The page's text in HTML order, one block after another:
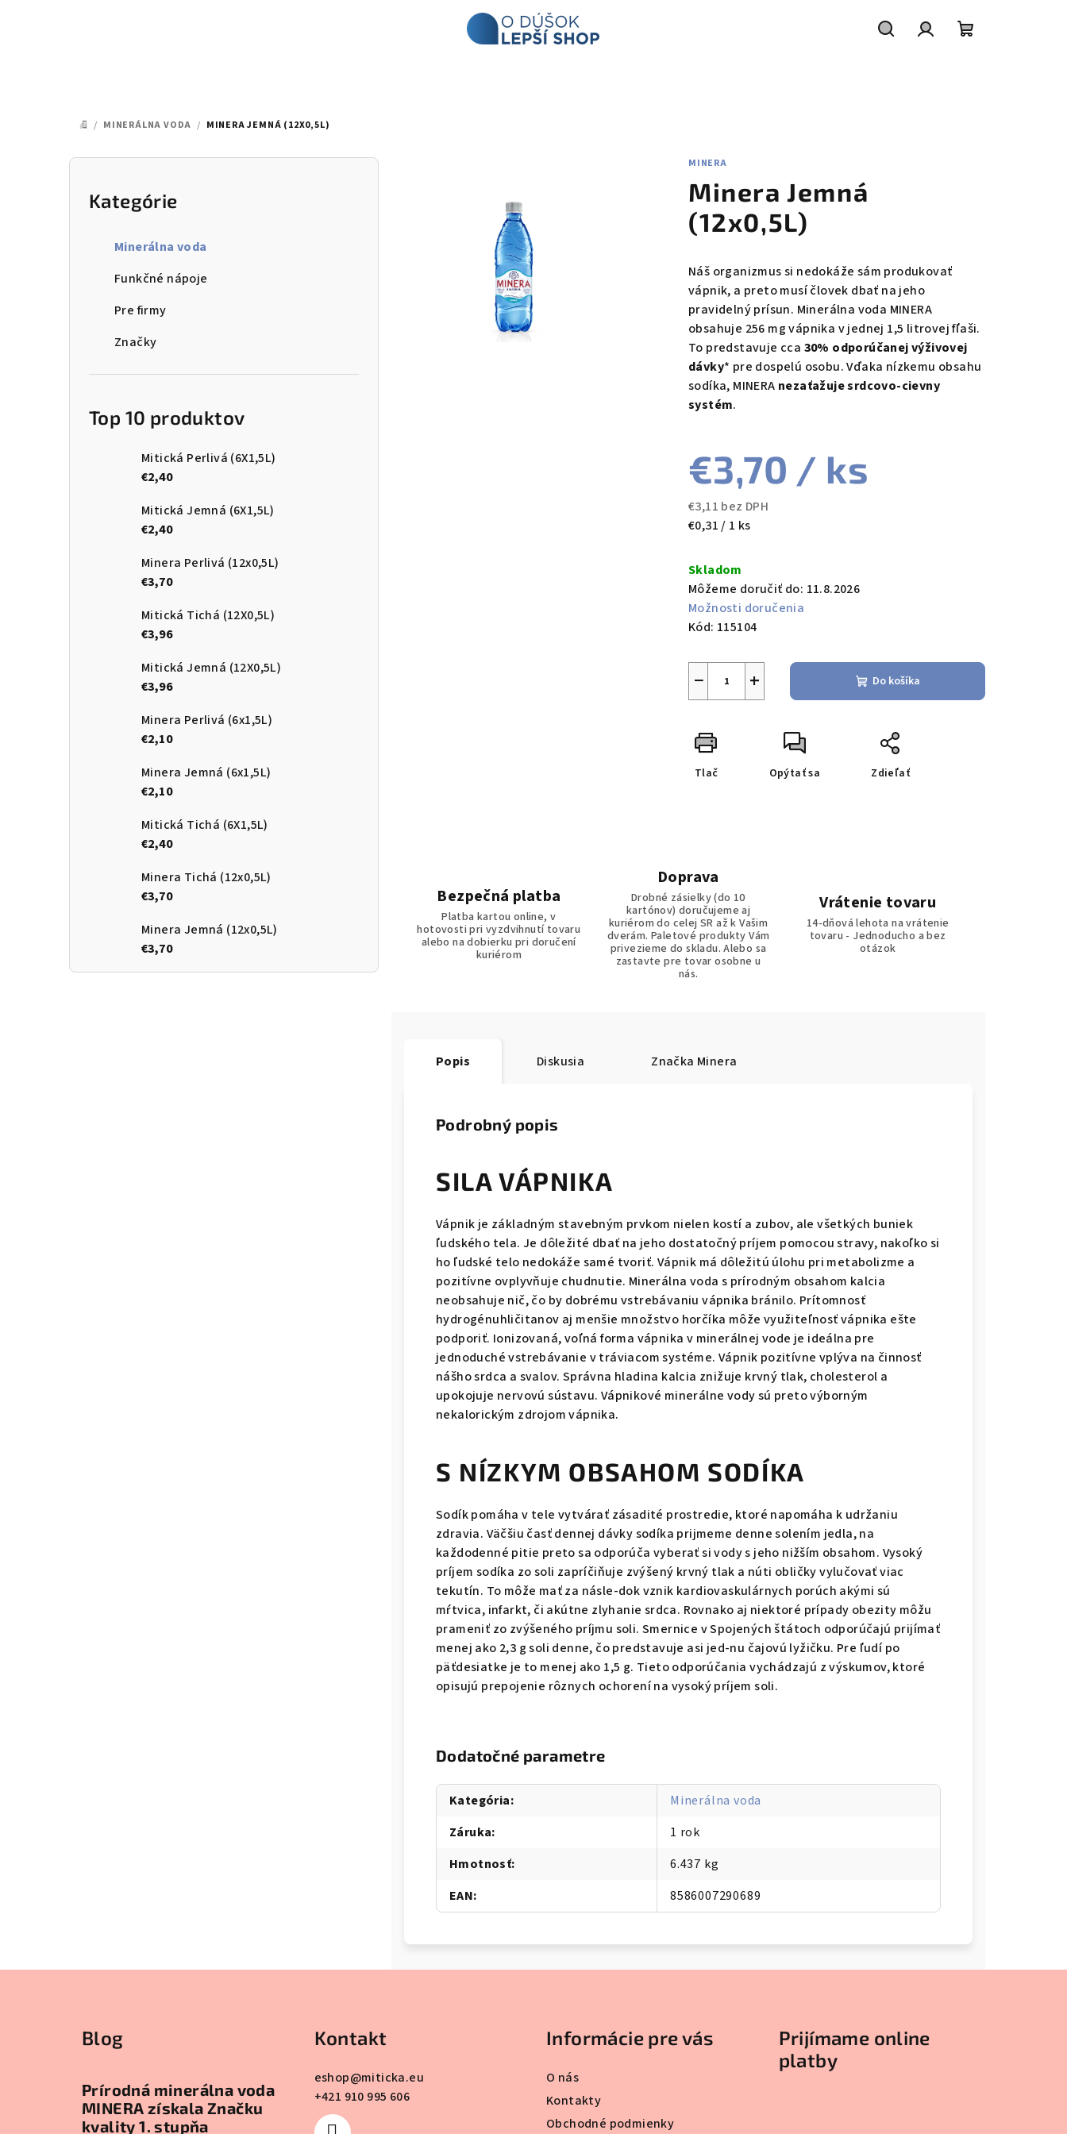
DOMOV
/ MINERÁLNA VODA / MINERA JEMNÁ (12X0,5L)
B
Preskočiť
kategórie
Kategórie
Minerálna voda
Funkčné nápoje
Pre firmy
Značky
Top 10 produktov
Mitická Perlivá (6X1,5L)
€2,40
Mitická Jemná (6X1,5L)
€2,40
Minera Perlivá (12x0,5L)
€3,70
Mitická Tichá (12X0,5L)
€3,96
Mitická Jemná (12X0,5L)
€3,96
Minera Perlivá (6x1,5L)
€2,10
Minera Jemná (6x1,5L)
€2,10
Mitická Tichá (6X1,5L)
€2,40
Minera Tichá (12x0,5L)
€3,70
Minera Jemná (12x0,5L)
€3,70
MINERA
Minera Jemná
(12x0,5L)
Náš organizmus si nedokáže sám produkovať
vápnik, a preto musí človek dbať na jeho
pravidelný prísun. Minerálna voda MINERA
obsahuje 256 mg vápnika v jednej 1,5 litrovej fľaši.
To predstavuje cca 30% odporúčanej výživovej
dávky* pre dospelú osobu. Vďaka nízkemu obsahu
sodíka, MINERA nezaťažuje srdcovo-cievny
systém.
€3,70 / ks
€3,11 bez DPH
Jednotková
€0,31 / 1 ks
Skladom
Môžeme doručiť do: 11.8.2026
Možnosti doručenia
Kód: 115104
+
− Do košíka
Tlač Opýtať sa Zdieľať
Bezpečná platba
Platba kartou online, v
hotovosti pri vyzdvihnutí tovaru
alebo na dobierku pri doručení
kuriérom
Doprava
Drobné zásielky (do 10
kartónov) doručujeme aj
kuriérom do celej SR až k Vašim
dverám. Paletové produkty Vám
privezieme do skladu. Alebo sa
zastavte pre tovar osobne u
nás.
Vrátenie tovaru
14-dňová lehota na vrátenie
tovaru - Jednoducho a bez
otázok
Popis Diskusia Značka Minera
Podrobný popis
SILA VÁPNIKA
Vápnik je základným stavebným prvkom nielen kostí a zubov, ale všetkých buniek
ľudského tela. Je dôležité dbať na jeho dostatočný príjem pomocou stravy, nakoľko si
ho ľudské telo nedokáže samé tvoriť. Vápnik má dôležitú úlohu pri metabolizme a
pozitívne ovplyvňuje chudnutie. Minerálna voda s prírodným obsahom kalcia
neobsahuje nič, čo by dobrému vstrebávaniu vápnika bránilo. Prítomnosť
hydrogénuhličitanov aj menšie množstvo horčíka môže využiteľnosť vápnika ešte
podporiť. Ionizovaná, voľná forma vápnika v minerálnej vode je ideálna pre
jednoduché vstrebávanie v tráviacom systéme. Vápnik pozitívne vplýva na činnosť
nášho srdca a svalov. Správna hladina kalcia znižuje krvný tlak, cholesterol a
upokojuje nervovú sústavu. Vápnikové minerálne vody sú preto výborným
nekalorickým zdrojom vápnika.
S NÍZKYM OBSAHOM SODÍKA
Sodík pomáha v tele vytvárať zásadité prostredie, ktoré napomáha k udržaniu
zdravia. Väčšiu časť dennej dávky sodíka prijmeme denne solením jedla, na
každodenné pitie preto sa odporúča vyberať si vody s jeho nižším obsahom. Vysoký
príjem sodíka zo soli zapríčiňuje zvýšený krvný tlak a núti obličky vylučovať viac
tekutín. To môže mať za násle-dok vznik kardiovaskulárnych porúch akými sú
mŕtvica, infarkt, či akútne zlyhanie srdca. Rovnako aj niektoré prípady obezity môžu
prameniť zo zvýšeného príjmu soli. Smernice v Spojených štátoch odporúčajú prijímať
menej ako 2,3 g soli denne, čo predstavuje asi jed-nu čajovú lyžičku. Pre ľudí po
päťdesiatke je to menej ako 1,5 g. Tieto odporúčania vychádzajú z výskumov, ktoré
opisujú prepojenie rôznych ochorení na vysoký príjem soli.
Dodatočné parametre
Kategória:
Minerálna voda
Záruka:
1 rok
Hmotnosť:
6.437 kg
EAN: 8586007290689
Blog
Prírodná minerálna voda
MINERA získala Značku
kvality 1. stupňa
Kontakt
eshop@miticka.eu
+421 910 995 606
Informácie pre vás
O nás
Kontakty
Obchodné podmienky
Prijímame online
platby